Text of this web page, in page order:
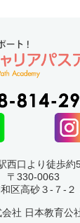
西口より徒歩約5
〒330-0063
区高砂３-７-２
社 日本教育公